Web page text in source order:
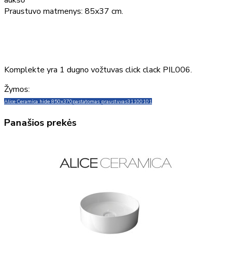
Praustuvo matmenys: 85x37 cm.
Komplekte yra 1 dugno vožtuvas click clack PIL006.
Žymos:
Alice Ceramica hide 850x370pastatomas praustuvas31100101
Panašios prekės